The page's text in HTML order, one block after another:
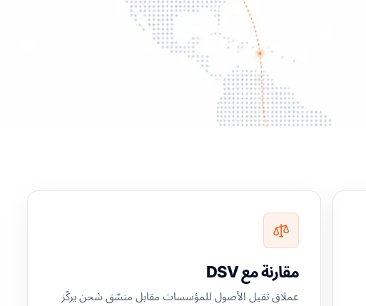
مقارنة مع DSV
عملاق ثقيل الأصول للمؤسسات مقابل منسّق شحن يركّز